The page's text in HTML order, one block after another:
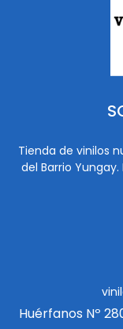
Tienda de vinilos
del Barrio
Huérfanos Nº